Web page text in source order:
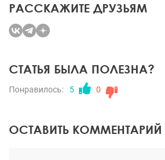
РАССКАЖИТЕ ДРУЗЬЯМ
СТАТЬЯ БЫЛА ПОЛЕЗНА?
Понравилось: 5 0
ОСТАВИТЬ КОММЕНТАРИЙ